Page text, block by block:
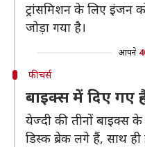
ट्रांसमिशन के लिए इंजन
जोड़ा गया है।
आपने
फीचर्स
बाइक्स में दिए गए
येज्दी की तीनों बाइक्स के
डिस्क ब्रेक लगे हैं, साथ